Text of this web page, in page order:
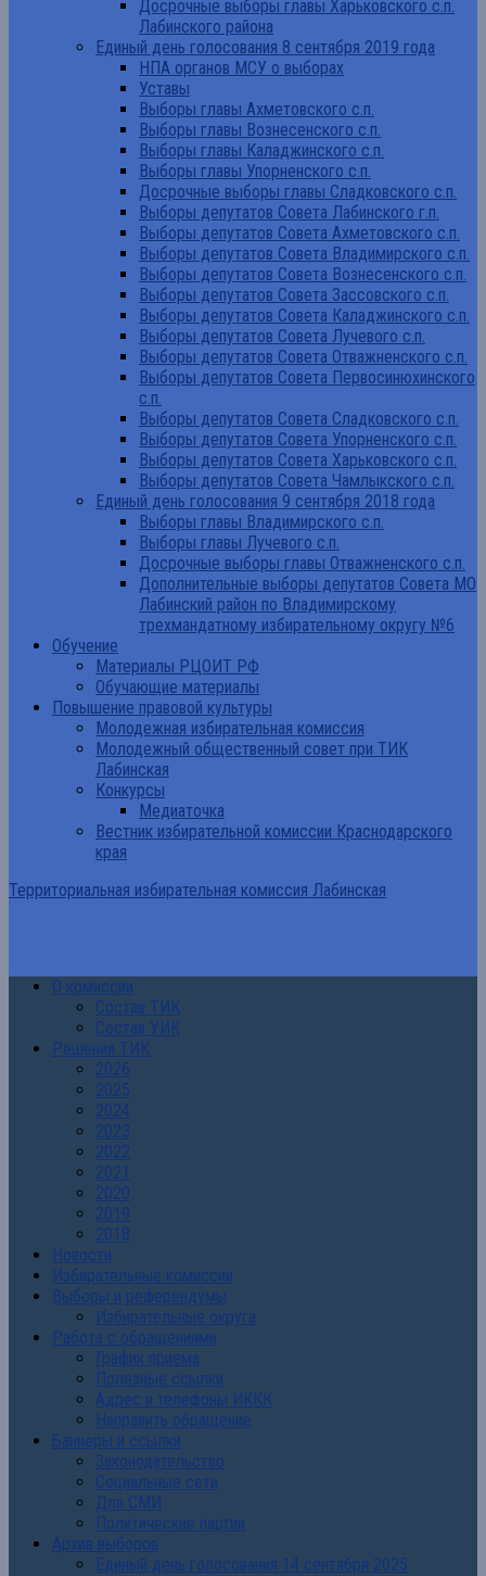
Досрочные выборы главы Харьковского с.п.
Лабинского района
Единый день голосования 8 сентября 2019 года
НПА органов МСУ о выборах
Уставы
Выборы главы Ахметовского с.п.
Выборы главы Вознесенского с.п.
Выборы главы Каладжинского с.п.
Выборы главы Упорненского с.п.
Досрочные выборы главы Сладковского с.п.
Выборы депутатов Совета Лабинского г.п.
Выборы депутатов Совета Ахметовского с.п.
Выборы депутатов Совета Владимирского с.п.
Выборы депутатов Совета Вознесенского с.п.
Выборы депутатов Совета Зассовского с.п.
Выборы депутатов Совета Каладжинского с.п.
Выборы депутатов Совета Лучевого с.п.
Выборы депутатов Совета Отважненского с.п.
Выборы депутатов Совета Первосинюхинского
с.п.
Выборы депутатов Совета Сладковского с.п.
Выборы депутатов Совета Упорненского с.п.
Выборы депутатов Совета Харьковского с.п.
Выборы депутатов Совета Чамлыкского с.п.
Единый день голосования 9 сентября 2018 года
Выборы главы Владимирского с.п.
Выборы главы Лучевого с.п.
Досрочные выборы главы Отважненского с.п.
Дополнительные выборы депутатов Совета МО
Лабинский район по Владимирскому
трехмандатному избирательному округу №6
Обучение
Материалы РЦОИТ РФ
Обучающие материалы
Повышение правовой культуры
Молодежная избирательная комиссия
Молодежный общественный совет при ТИК
Лабинская
Конкурсы
Медиаточка
Вестник избирательной комиссии Краснодарского
края
Территориальная избирательная комиссия Лабинская
О комиссии
Состав ТИК
Состав УИК
Решения ТИК
2026
2025
2024
2023
2022
2021
2020
2019
2018
Новости
Избирательные комиссии
Выборы и референдумы
Избирательные округа
Работа с обращениями
График приема
Полезные ссылки
Адрес и телефоны ИККК
Направить обращение
Баннеры и ссылки
Законодательство
Социальные сети
Для СМИ
Политические партии
Архив выборов
Единый день голосования 14 сентября 2025